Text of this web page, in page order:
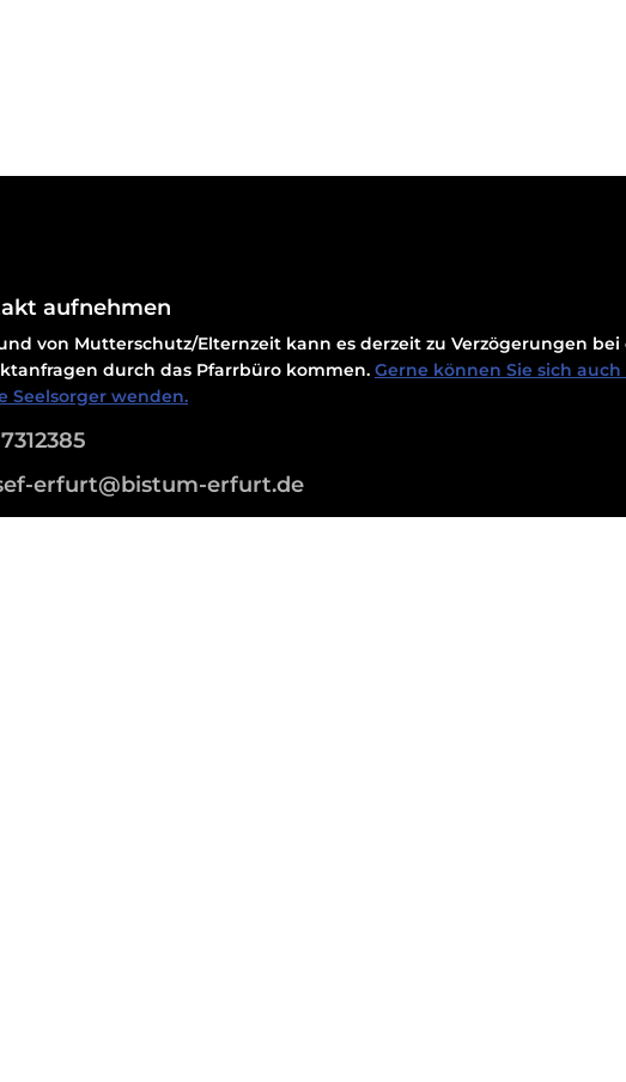
aufnehmen
von Mutterschutz/Elternzeit kann es derzeit zu Verzögerungen
durch das Pfarrbüro kommen. Gerne können Sie sich
Seelsorger wenden.
erfurt@bistum-erfurt.de